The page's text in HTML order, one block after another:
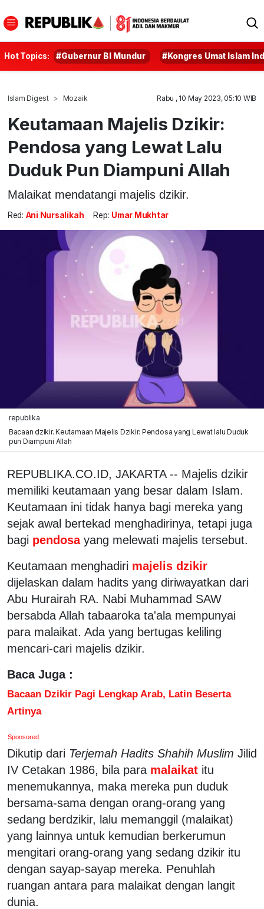
Hot Topics: #Gubernur BI Mundur #Kongres Umat Islam
Islam Digest Mozaik Rabu , 10 May 2023, 05:10 WIB
Keutamaan Majelis Dzikir:
Pendosa yang Lewat Lalu
Duduk Pun Diampuni Allah
Malaikat mendatangi majelis dzikir.
Red: Ani Nursalikah Rep: Umar Mukhtar
republika
Bacaan dzikir. Keutamaan Majelis Dzikir: Pendosa yang Lewat lalu Duduk
pun Diampuni Allah
REPUBLIKA.CO.ID, JAKARTA -- Majelis dzikir
memiliki keutamaan yang besar dalam Islam.
Keutamaan ini tidak hanya bagi mereka yang
sejak awal bertekad menghadirinya, tetapi juga
bagi pendosa yang melewati majelis tersebut.
Keutamaan menghadiri majelis dzikir
dijelaskan dalam hadits yang diriwayatkan dari
Abu Hurairah RA. Nabi Muhammad SAW
bersabda Allah tabaaroka ta'ala mempunyai
para malaikat. Ada yang bertugas keliling
mencari-cari majelis dzikir.
Baca Juga :
Bacaan Dzikir Pagi Lengkap Arab, Latin Beserta
Artinya
Sponsored
Dikutip dari Terjemah Hadits Shahih Muslim Jilid
IV Cetakan 1986, bila para malaikat itu
menemukannya, maka mereka pun duduk
bersama-sama dengan orang-orang yang
sedang berdzikir, lalu memanggil (malaikat)
yang lainnya untuk kemudian berkerumun
mengitari orang-orang yang sedang dzikir itu
dengan sayap-sayap mereka. Penuhlah
ruangan antara para malaikat dengan langit
dunia.